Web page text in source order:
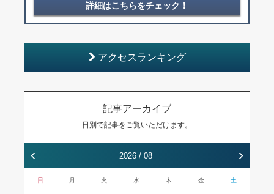
詳細はこちらをチェック！
アクセスランキング
記事アーカイブ
日別で記事をご覧いただけます。
‹ 2026 / 08 ›
日 月 火 水 木 金 土